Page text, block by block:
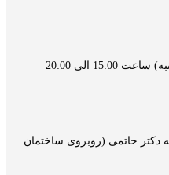
الی 20:00
دکتر حاتمی (روبروی ساختمان